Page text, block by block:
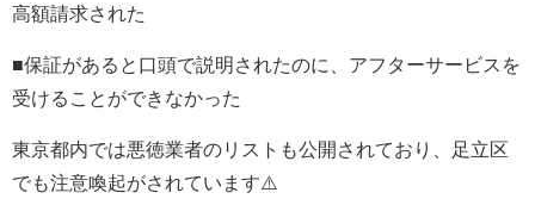
高額請求された
■保証があると口頭で説明されたのに、アフターサービスを
受けることができなかった
東京都内では悪徳業者のリストも公開されており、足立区
でも注意喚起がされています⚠️